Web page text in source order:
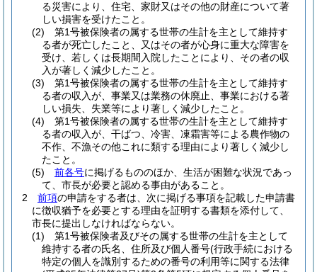
る災害により、住宅、家財又はその他の財産について著
しい損害を受けたこと。
(2)
第1号被保険者の属する世帯の生計を主として維持す
る者が死亡したこと、又はその者が心身に重大な障害を
受け、若しくは長期間入院したことにより、その者の収
入が著しく減少したこと。
(3)
第1号被保険者の属する世帯の生計を主として維持す
る者の収入が、事業又は業務の休廃止、事業における著
しい損失、失業等により著しく減少したこと。
(4)
第1号被保険者の属する世帯の生計を主として維持す
る者の収入が、干ばつ、冷害、凍霜害等による農作物の
不作、不漁その他これに類する理由により著しく減少し
たこと。
(5)
前各号に掲げるもののほか、生活が困難な状況であっ
て、市長が必要と認める事由があること。
2
前項の申請をする者は、次に掲げる事項を記載した申請書
に徴収猶予を必要とする理由を証明する書類を添付して、
市長に提出しなければならない。
(1)
第1号被保険者及びその属する世帯の生計を主として
維持する者の氏名、住所及び個人番号(行政手続における
特定の個人を識別するための番号の利用等に関する法律